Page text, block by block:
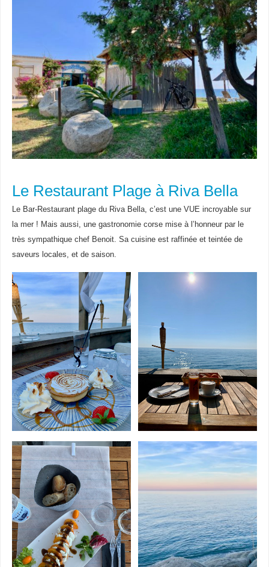
Le Restaurant Plage à Riva Bella
Le Bar-Restaurant plage du Riva Bella, c’est une VUE incroyable sur
la mer ! Mais aussi, une gastronomie corse mise à l’honneur par le
très sympathique chef Benoit. Sa cuisine est raffinée et teintée de
saveurs locales, et de saison.